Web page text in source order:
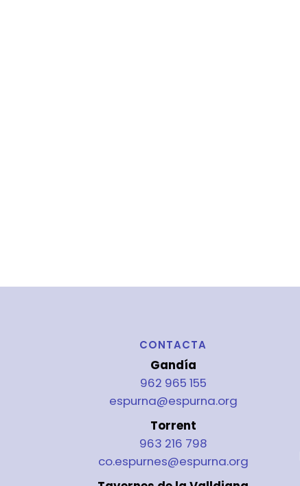
CONTACTA
Gandía
962 965 155
espurna@espurna.org
Torrent
963 216 798
co.espurnes@espurna.org